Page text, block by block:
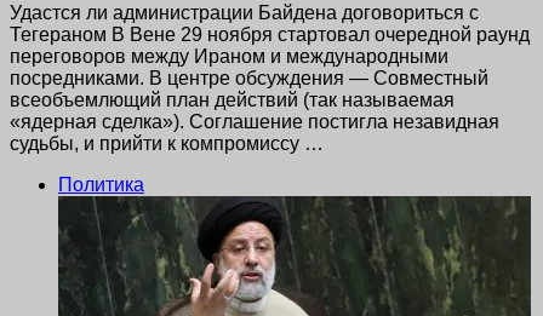
Удастся ли администрации Байдена договориться с
Тегераном В Вене 29 ноября стартовал очередной раунд
переговоров между Ираном и международными
посредниками. В центре обсуждения — Совместный
всеобъемлющий план действий (так называемая
«ядерная сделка»). Соглашение постигла незавидная
судьбы, и прийти к компромиссу …
Политика